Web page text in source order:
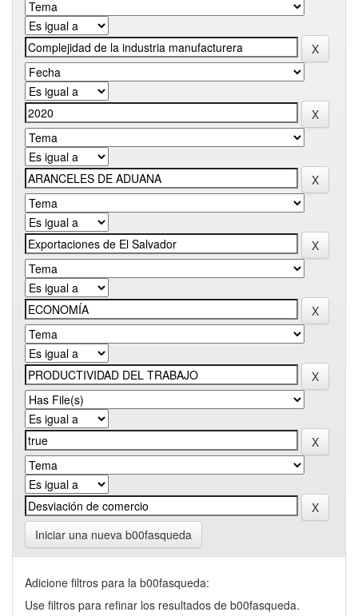
Iniciar una nueva b00fasqueda
Adicione filtros para la b00fasqueda:
Use filtros para refinar los resultados de b00fasqueda.